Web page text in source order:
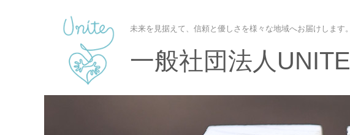
未来を見据えて、信頼と優しさを様々な地域へお届けします。
一般社団法人UNITE